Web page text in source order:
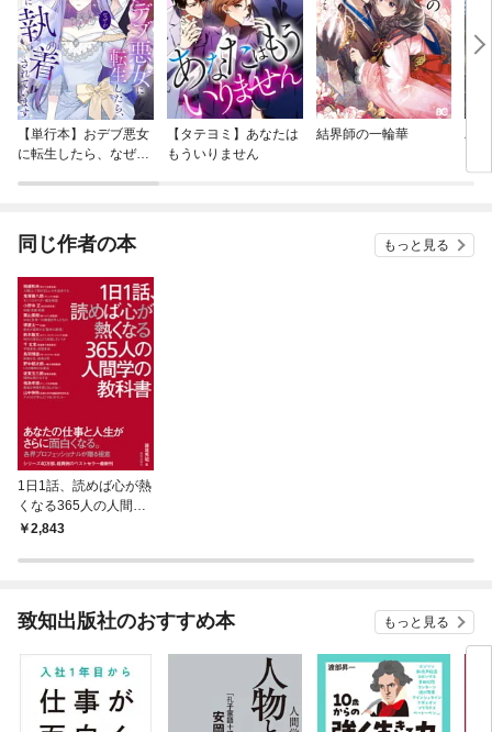
いくか」鈴木敏文（セブン-イレブン・ジャパン社長）1月16日 「組織の
明暗を分けたもの」西堀榮三郎（日本生産性本部理事）1月17日 「馴れ
合いは組織を崩壊させる」青木定雄（MKグループ・オーナー）1月18日
「成功率が九十九％になる方法」出雲 充（ユーグレナ社長）1月19日
「不幸や苦しみにたじろがずに生きる」佐藤愛子（作家）1月20日 「一
番苦しい時が一番ランナーズハイに近い」吉野 彰（旭化成名誉フェロー）
1月21日 「お母ちゃんの宝物」東井義雄（教育者）1月22日 「プラス
暗示とマイナス暗示」瀬戸内寂聴（作家）1月23日 「行き詰まった時の
夫」吉良節子（土光敏夫元秘書）1月25日 「『一所懸命』の上にあるス
日 「負けて強くなることはない」 藤波朱理（パリ2024オリンピックレ
法」 佐藤可士和（クリエイティブディレクター）1月29日 「マンガの
神様が私に手を抜くことを許さない」 美内すずえ（マンガ家）1月30
日 「我ら働かんかな――ファーブルの信念」福井謙一（京都工芸繊維大
学学長）1月31日 「カオリちゃんがしゃべった日」山元加津子（特別支
援学校教諭） ※肩書は、いずれも『致知』掲載当時
【単行本】おデブ悪女
に転生したら、なぜか
【タテヨミ】あなたは
もういりません
結界師の一輪華
バ
今
同じ作者の本 もっと見る
1日1話、読めば心が熱
くなる365人の人間学
の教科書
2,843
致知出版社のおすすめ本 もっと見る